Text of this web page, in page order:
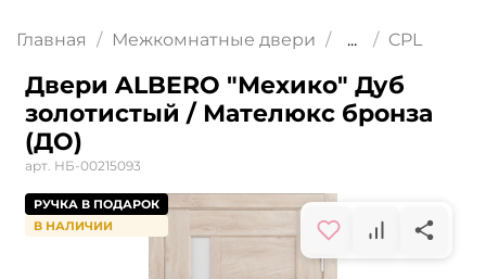
Главная Межкомнатные двери ... CPL
Двери ALBERO "Мехико" Дуб
золотистый / Мателюкс бронза
(ДО)
арт. НБ-00215093
РУЧКА В ПОДАРОК
В НАЛИЧИИ